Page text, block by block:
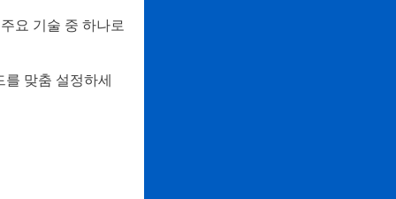
요 기술 중 하나로
맞춤 설정하세